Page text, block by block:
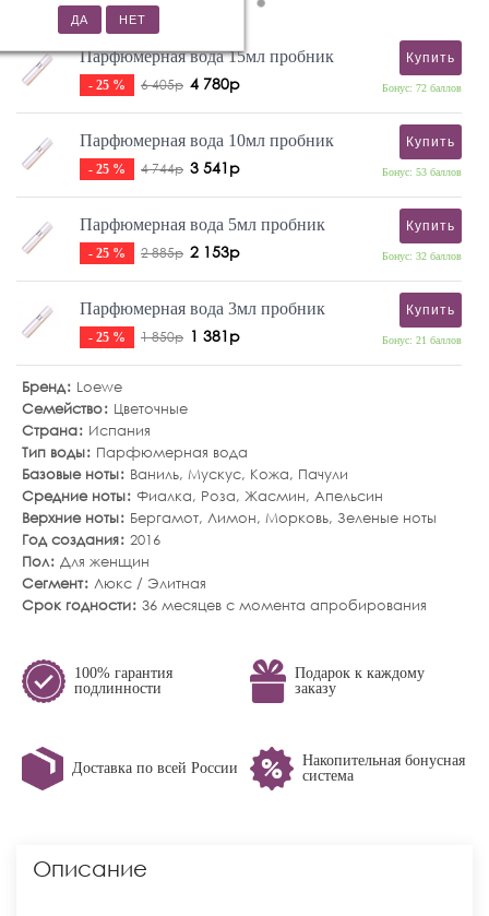
Парфюмерная вода 15мл пробник
- 25 % 6 405р 4 780р
Купить
Бонус: 72 баллов
Парфюмерная вода 10мл пробник
- 25 % 4 744р 3 541р
Купить
Бонус: 53 баллов
Парфюмерная вода 5мл пробник
- 25 % 2 885р 2 153р
Купить
Бонус: 32 баллов
Парфюмерная вода 3мл пробник
- 25 % 1 850р 1 381р
Купить
Бонус: 21 баллов
Бренд
Loewe
Семейство
Цветочные
Страна
Испания
Тип воды
Парфюмерная вода
Базовые ноты
Ваниль, Мускус, Кожа, Пачули
Средние ноты Фиалка, Роза, Жасмин, Апельсин
Верхние ноты
Бергамот, Лимон, Морковь, Зеленые ноты
Год создания 2016
Пол Для женщин
Сегмент Люкс / Элитная
Срок годности 36 месяцев с момента апробирования
100% гарантия
подлинности
Подарок к каждому
заказу
Доставка по всей России
Накопительная бонусная
система
Описание